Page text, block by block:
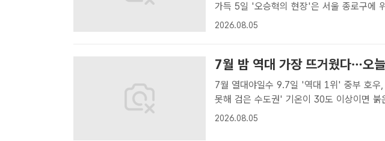
가득 5일 '오승혁의 현장'은 서울 종로구에 위치한 청계천을 찾았다. 물에서
아이들이 뛰노는 가운데 물속에서는 물고기
2026.08.05
7월 밤 역대 가장 뜨거웠다…오
7월 열대야일수 9.7일 '역대 1위' 중부 호우, 남
못해 검은 수도권' 기온이 30도 이상이면 붉
로 표시된다.[더팩트ㅣ이라진 기자] 7월 전국
2026.08.05